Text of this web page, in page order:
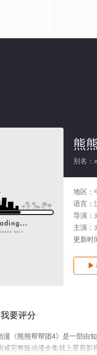
熊
别名：
地区：
语言：
导演：
主演：
更新时

我要评分
漫《熊熊帮帮团4》是一部由
减完整版动漫全集就上星辰影